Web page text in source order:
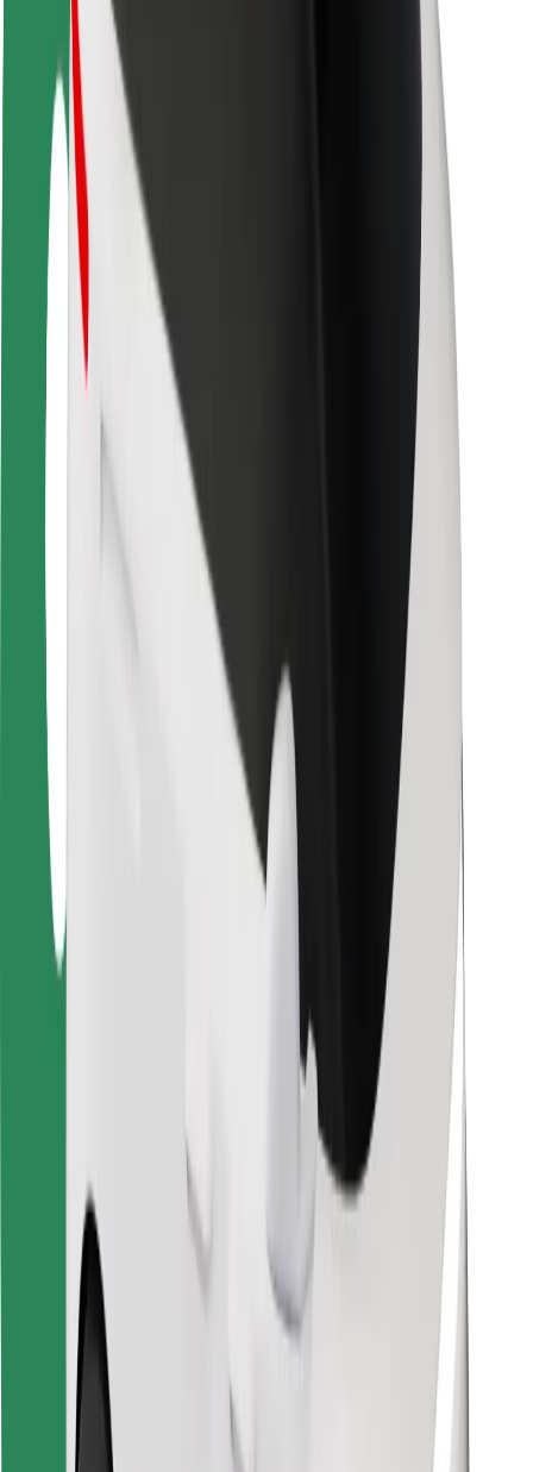
Безопасность
Безопасность пассажиров
Безопасность водителей
Безопасность самокатов
Лаборатория безопасности
Города
Регионы
Решения для городской среды
Аэропорты
Зарядные док-станции Bolt
Для клиентов
Для водителей
Для курьеров
Для владельцев автопарков
Для ресторанов
Пользовательское соглашение
Подача за считаные минуты!
Скачать приложение Bolt
Найдите своё любимое блюдо!
Скачать приложение Bolt Food